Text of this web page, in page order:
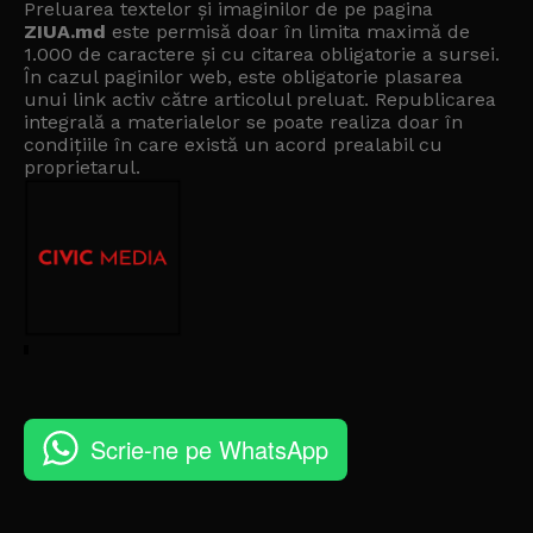
Preluarea textelor și imaginilor de pe pagina
ZIUA.md este permisă doar în limita maximă de
1.000 de caractere și cu citarea obligatorie a sursei.
În cazul paginilor web, este obligatorie plasarea
unui link activ către articolul preluat. Republicarea
integrală a materialelor se poate realiza doar în
condițiile în care există un acord prealabil cu
proprietarul.
Scrie-ne pe WhatsApp